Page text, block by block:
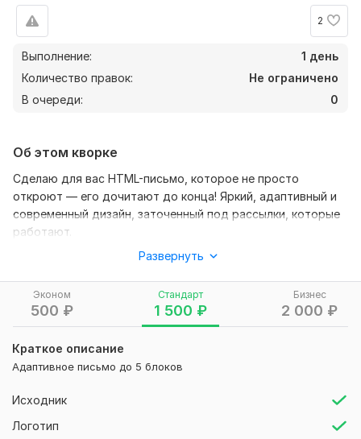
2
Выполнение:
1 день
Количество правок:
Не ограничено
В очереди:
0
Эконом
500 ₽
Стандарт
1 500 ₽
Бизнес
2 000 ₽
Краткое описание
Адаптивное письмо до 5 блоков
Исходник
Логотип
Об этом кворке
Сделаю для вас HTML-письмо, которое не просто
откроют — его дочитают до конца! Яркий, адаптивный и
современный дизайн, заточенный под рассылки, которые
работают.
Каждое письмо — как маленький шедевр: выверяю
Перед сдачей всё тщательно тестирую в популярных
почтовиках — от Gmail до Яндекса, от iOS до Outlook.
отображение на всех устройствах.
инструмент для общения с клиентами.
Гарантирую качественную и надёжную верстку, готовую к
Развернуть